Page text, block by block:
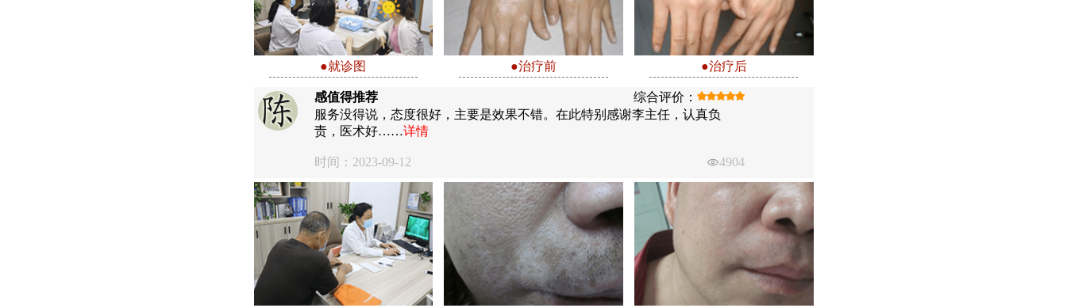
●就诊图 ●治疗前 ●治疗后
感值得推荐
综合评价：
服务没得说，态度很好，主要是效果不错。在此特别感谢李主任，认真负
责，医术好……详情
时间：2023-09-12 4904